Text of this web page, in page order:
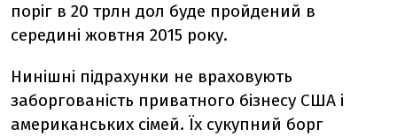
поріг в 20 трлн дол буде пройдений в
середині жовтня 2015 року.
Нинішні підрахунки не враховують
заборгованість приватного бізнесу США і
американських сімей. Їх сукупний борг